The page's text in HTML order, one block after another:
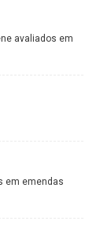
avaliados em
em emendas